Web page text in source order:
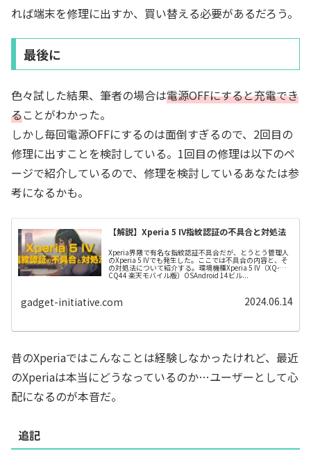
れば端末を修理に出すか、買い替える必要があるだろう。
最後に
色々試した結果、筆者の場合は電源OFFにすると充電でき
ることがわかった。
しかし毎回電源OFFにするのは面倒すぎるので、2回目の
修理に出すことを検討している。1回目の修理は以下のペ
ージで紹介しているので、修理を検討しているあなたは参
考になるかも。
【解説】Xperia 5 IV指紋認証の不具合と対処法
Xperia界隈で有名な指紋認証不具合だが、とうとう管理人
のXperia 5 IVでも発生した。ここでは不具合の内容と、そ
の対処法について紹介する。環境機種Xperia 5 IV（XQ-
CQ44 楽天モバイル版）OSAndroid 14ビル...
gadget-initiative.com 2024.06.14
昔のXperiaではこんなことは経験しなかったけれど、最近
のXperiaは本当にどうなっているのか…ユーザーとして心
配になるのが本音だ。
追記